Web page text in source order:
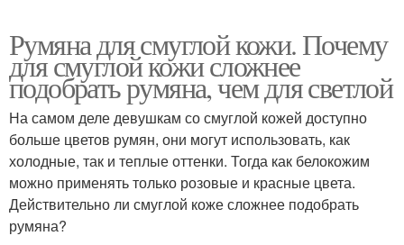
Румяна для смуглой кожи. Почему
для смуглой кожи сложнее
подобрать румяна, чем для светлой
На самом деле девушкам со смуглой кожей доступно
больше цветов румян, они могут использовать, как
холодные, так и теплые оттенки. Тогда как белокожим
можно применять только розовые и красные цвета.
Действительно ли смуглой коже сложнее подобрать
румяна?